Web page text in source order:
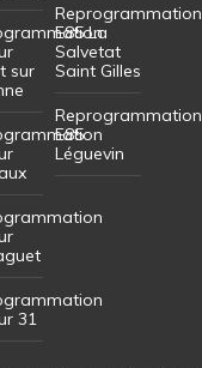
sur
31
Reprogrammation
E85 La
Salvetat
Saint Gilles
Reprogrammation
E85
Léguevin